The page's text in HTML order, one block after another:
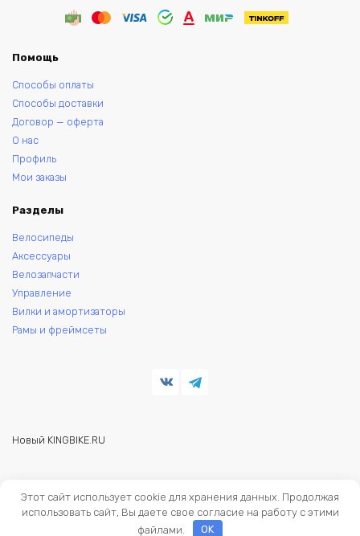
Помощь
Способы оплаты
Способы доставки
Договор — оферта
О нас
Профиль
Мои заказы
Разделы
Велосипеды
Аксессуары
Велозапчасти
Управление
Вилки и амортизаторы
Рамы и фреймсеты
Новый KINGBIKE.RU
велосипедов.
Этот сайт использует cookie для хранения данных. Продолжая
использовать сайт, Вы даете свое согласие на работу с этими
файлами.
OK